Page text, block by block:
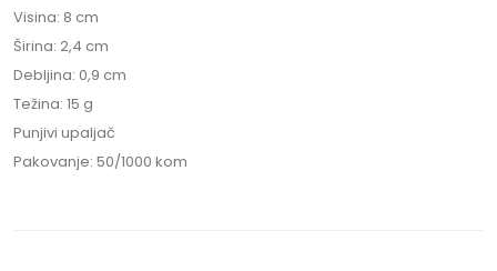
Visina: 8 cm
Širina: 2,4 cm
Debljina: 0,9 cm
Težina: 15 g
Punjivi upaljač
Pakovanje: 50/1000 kom